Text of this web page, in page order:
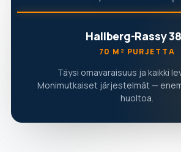
Hallberg-Rassy
70 M² PURJETTA
Täysi omavaraisuus ja kaikki
Monimutkaiset järjestelmät —
huoltoa.